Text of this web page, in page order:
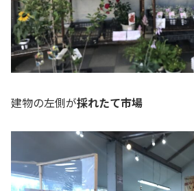
建物の左側が採れたて市場